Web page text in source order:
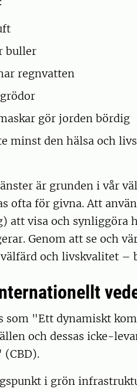
buller
regnvatten
gör jorden bördig
minst den hälsa och
är grunden i vår
ofta för givna. Att
att visa och synliggöra
Genom att se och
och livskvalitet –
som "Ett dynamiskt
och dessas icke-
i grön